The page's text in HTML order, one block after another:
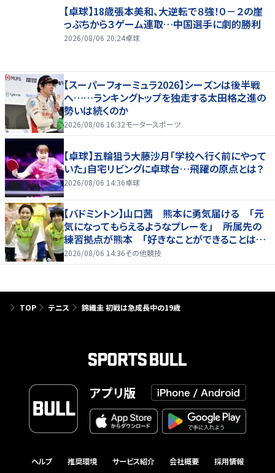
【卓球】18歳張本美和、大逆転で８強！０－２の崖
っぷちから３ゲーム連取…中国選手に劇的勝利
2026/08/06 20:24卓球
【スーパーフォーミュラ2026】シーズンは後半戦
へ……ランキングトップを独走する太田格之進の
勢いは続くのか
2026/08/06 16:32モータースポーツ
【卓球】五輪狙う大藤沙月「学校へ行く前にやって
いた」自宅リビングに卓球台…飛躍の原点とは？
2026/08/06 14:36卓球
【バドミントン】山口茜 熊本に勇気届ける 「元
気になってもらえるようなプレーを」 所属先の
練習拠点が熊本 「好きなことができることは当
たり前じゃない」
2026/08/06 14:36その他競技
TOP テニス 錦織圭 初戦は急成長中の19歳
アプリ版
ヘルプ 推奨環境 サービス紹介 会社概要 採用情報